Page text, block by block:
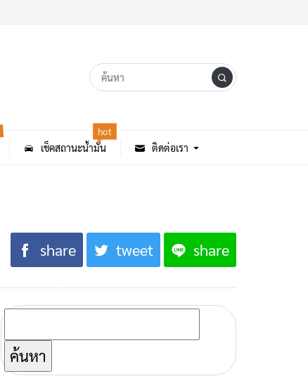
เช็คสถานะน้ำมัน
hot
ติดต่อเรา
share tweet share
ค้นหา
สำหรับ: